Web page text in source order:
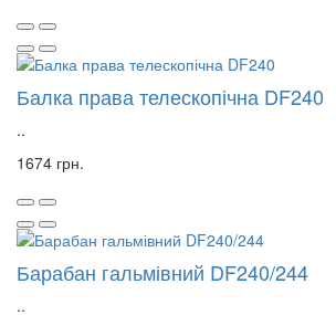
Балка права телескопічна DF240
..
1674 грн.
Барабан гальмівний DF240/244
..